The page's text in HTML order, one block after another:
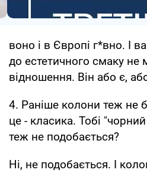
воно і в Європі г*вно. І
до естетичного смаку
відношення. Він або є,
4. Раніше колони теж не
це - класика. Тобі
теж не подобається?
Ні, не подобається. І